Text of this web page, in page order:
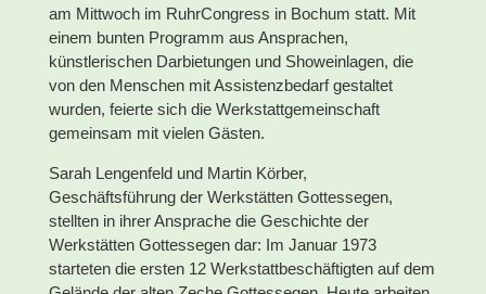
am Mittwoch im RuhrCongress in Bochum statt. Mit
einem bunten Programm aus Ansprachen,
künstlerischen Darbietungen und Showeinlagen, die
von den Menschen mit Assistenzbedarf gestaltet
wurden, feierte sich die Werkstattgemeinschaft
gemeinsam mit vielen Gästen.
Sarah Lengenfeld und Martin Körber,
Geschäftsführung der Werkstätten Gottessegen,
stellten in ihrer Ansprache die Geschichte der
Werkstätten Gottessegen dar: Im Januar 1973
starteten die ersten 12 Werkstattbeschäftigten auf dem